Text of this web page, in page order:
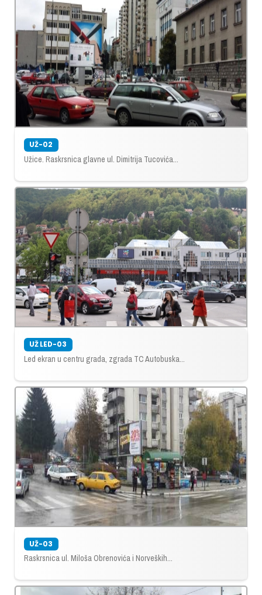
UŽ-02
Užice. Raskrsnica glavne ul. Dimitrija Tucovića...
UŽ LED-03
Led ekran u centru grada, zgrada TC Autobuska...
UŽ-03
Raskrsnica ul. Miloša Obrenovića i Norveških...